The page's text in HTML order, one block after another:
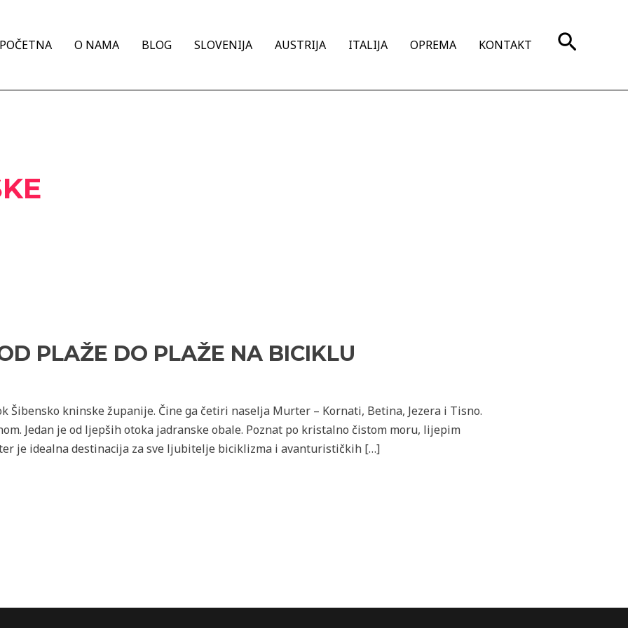
POČETNA O NAMA BLOG SLOVENIJA AUSTRIJA ITALIJA OPREMA KONTAKT Search
PLAŽE DO PLAŽE NA BICIKLU
Šibensko kninske županije. Čine ga četiri naselja Murter – Kornati, Betina, Jezera i Tisno.
Jedan je od ljepših otoka jadranske obale. Poznat po kristalno čistom moru, lijepim
je idealna destinacija za sve ljubitelje biciklizma i avanturističkih […]